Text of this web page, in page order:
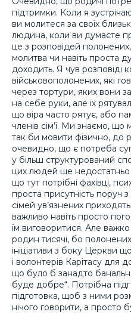
підтримки. Коли я
ви молитеся за своїх
людина, коли ви думаєте
це з розповідей
молитва чи навіть проста
доходить. Я чув розповіді
військовополонених, які
через тортури, яких вони
на себе руки, але їх
що віра часто рятує, або
членів сім’ї. Ми знаємо,
так би мовити фізично, до
очевидно, що є потреба
у більш структурований
цих людей ще
що тут потрібні фахівці,
проста присутність поруч
сімей ув’язнених
важливо навіть просто
їм виговоритися. Але
родин тисячі, бо
ініціативи з боку Церкви
і волонтерів Карітасу
що було б занадто
буде добре“. Потрібна
підготовка, щоб з ними
нічого говорити, а просто